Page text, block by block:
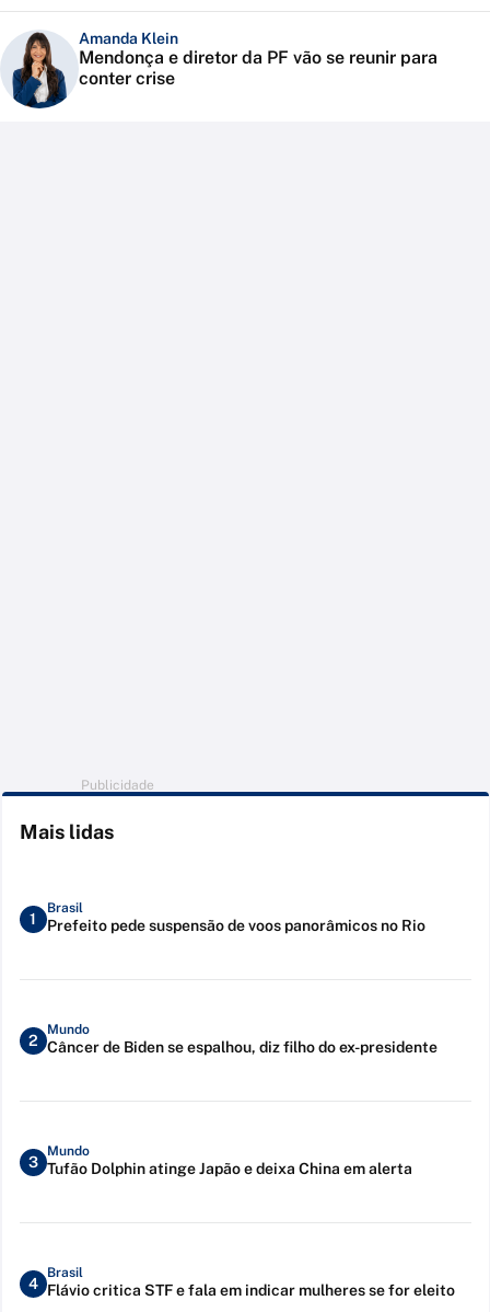
Amanda Klein
Mendonça e diretor da PF vão se reunir para
conter crise
Publicidade
Mais lidas
1
Brasil
Prefeito pede suspensão de voos panorâmicos no Rio
2
Mundo
Câncer de Biden se espalhou, diz filho do ex-presidente
3
Mundo
Tufão Dolphin atinge Japão e deixa China em alerta
4
Brasil
Flávio critica STF e fala em indicar mulheres se for eleito